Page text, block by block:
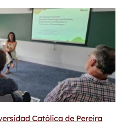
Católica de Pereira